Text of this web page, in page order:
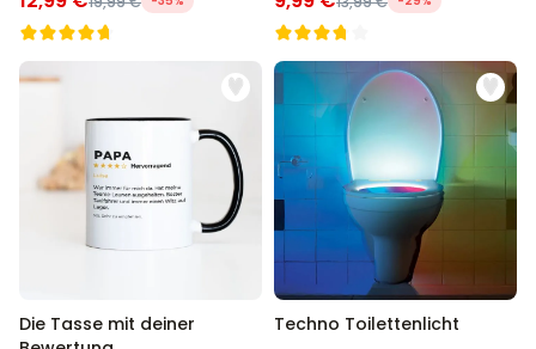
Die Tasse mit deiner
Techno Toilettenlicht